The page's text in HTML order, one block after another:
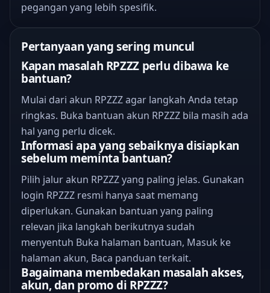
pegangan yang lebih spesifik.
Pertanyaan yang sering muncul
Kapan masalah RPZZZ perlu dibawa ke
bantuan?
Mulai dari akun RPZZZ agar langkah Anda tetap
ringkas. Buka bantuan akun RPZZZ bila masih ada
hal yang perlu dicek.
Informasi apa yang sebaiknya disiapkan
sebelum meminta bantuan?
Pilih jalur akun RPZZZ yang paling jelas. Gunakan
login RPZZZ resmi hanya saat memang
diperlukan. Gunakan bantuan yang paling
relevan jika langkah berikutnya sudah
menyentuh Buka halaman bantuan, Masuk ke
halaman akun, Baca panduan terkait.
Bagaimana membedakan masalah akses,
akun, dan promo di RPZZZ?